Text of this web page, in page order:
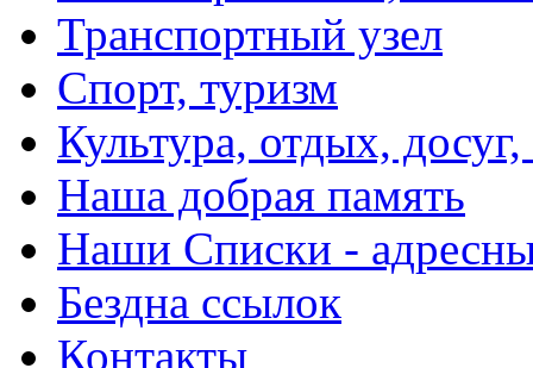
Транспортный узел
Спорт, туризм
Культура, отдых,
Наша добрая память
Наши Списки -
Бездна ссылок
Контакты